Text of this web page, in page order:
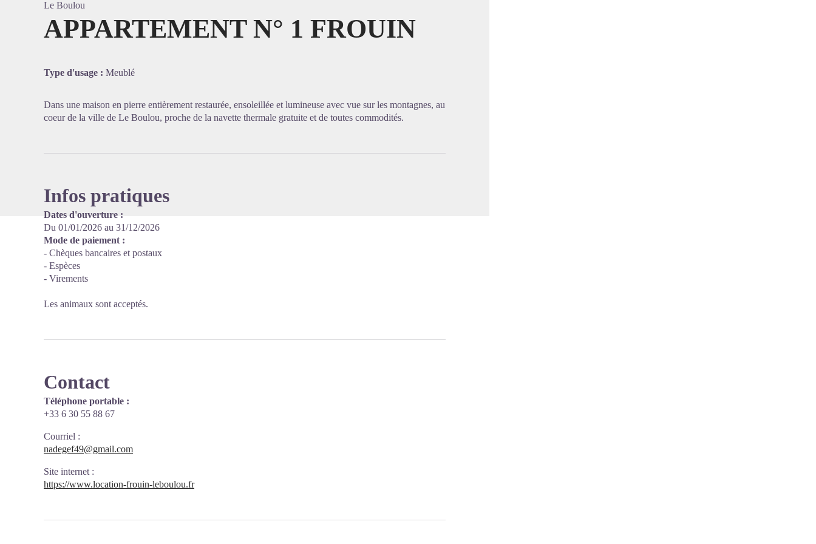
Le Boulou
APPARTEMENT N° 1 FROUIN
Type d'usage : Meublé
Dans une maison en pierre entièrement restaurée, ensoleillée et lumineuse avec vue sur les montagnes, au
coeur de la ville de Le Boulou, proche de la navette thermale gratuite et de toutes commodités.
Infos pratiques
Dates d'ouverture :
Du 01/01/2026 au 31/12/2026
Mode de paiement :
- Chèques bancaires et postaux
- Espèces
- Virements
Les animaux sont acceptés.
Contact
Téléphone portable :
+33 6 30 55 88 67
Courriel :
nadegef49@gmail.com
Site internet :
https://www.location-frouin-leboulou.fr